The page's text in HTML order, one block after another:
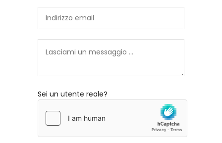
Sei un utente reale?